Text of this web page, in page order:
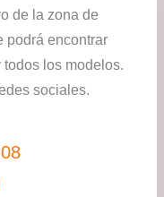
de la zona de
podrá encontrar
los modelos.
sociales.